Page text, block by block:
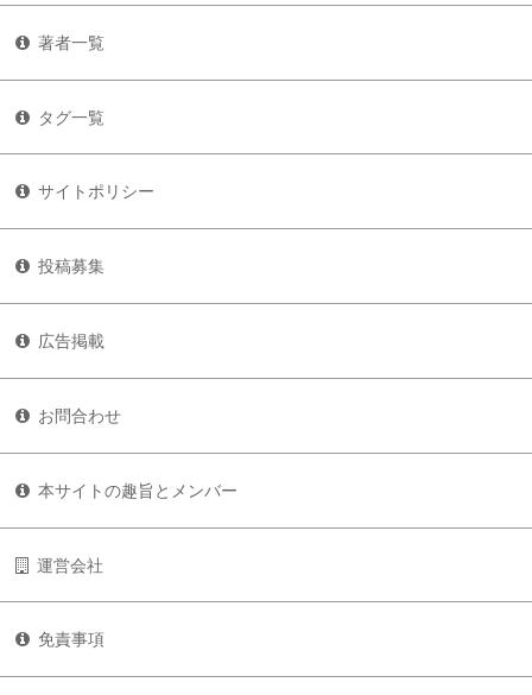
著者一覧
タグ一覧
サイトポリシー
投稿募集
広告掲載
お問合わせ
本サイトの趣旨とメンバー
運営会社
免責事項